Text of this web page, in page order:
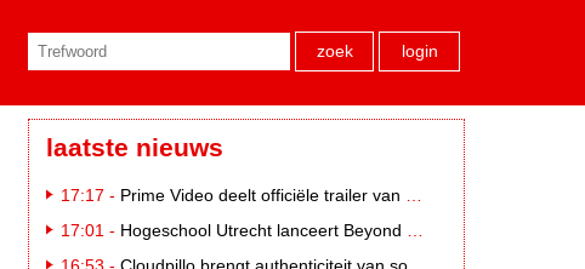
zoek login
laatste nieuws
17:17 - Prime Video deelt officiële trailer van L*VE KLEINE
17:01 - Hogeschool Utrecht lanceert Beyond Campus binnen International Creative Business